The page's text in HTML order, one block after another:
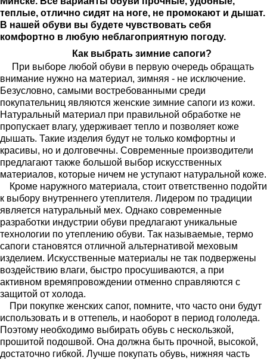
теплые, отлично сидят на ноге, не промокают и дышат.
В нашей обуви вы будете чувствовать себя
комфортно в любую неблагоприятную погоду.
Как выбрать зимние сапоги?
При выборе любой обуви в первую очередь обращать
внимание нужно на материал, зимняя - не исключение.
Безусловно, самыми востребованными среди
покупательниц являются женские зимние сапоги из кожи.
Натуральный материал при правильной обработке не
пропускает влагу, удерживает тепло и позволяет коже
дышать. Такие изделия будут не только комфортны и
красивы, но и долговечны. Современные производители
предлагают также большой выбор искусственных
материалов, которые ничем не уступают натуральной коже.
Кроме наружного материала, стоит ответственно подойти
к выбору внутреннего утеплителя. Лидером по традиции
является натуральный мех. Однако современные
разработки индустрии обуви предлагают уникальные
технологии по утеплению обуви. Так называемые, термо
сапоги становятся отличной альтернативой меховым
изделием. Искусственные материалы не так подвержены
воздействию влаги, быстро просушиваются, а при
активном времяпровождении отменно справляются с
защитой от холода.
При покупке женских сапог, помните, что часто они будут
использовать и в оттепель, и наоборот в период гололеда.
Поэтому необходимо выбирать обувь с нескользкой,
прошитой подошвой. Она должна быть прочной, высокой,
достаточно гибкой. Лучше покупать обувь, нижняя часть